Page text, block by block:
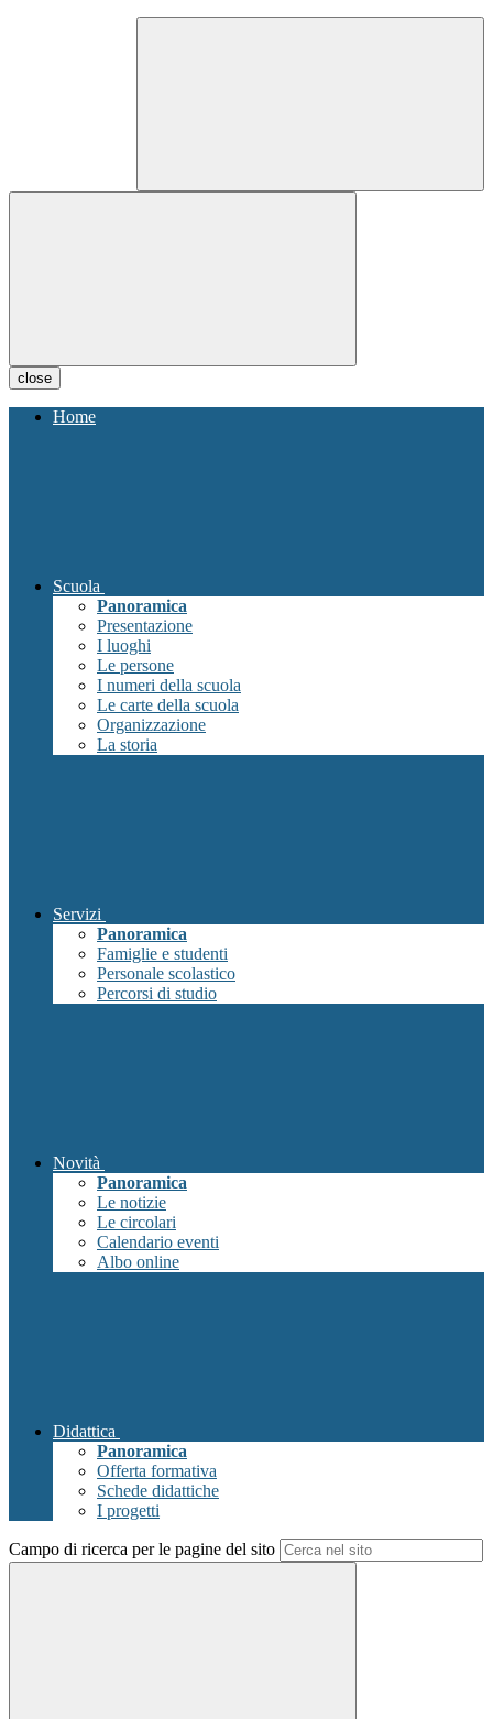
close
Home
Scuola
Panoramica
Presentazione
I luoghi
Le persone
I numeri della scuola
Le carte della scuola
Organizzazione
La storia
Servizi
Panoramica
Famiglie e studenti
Personale scolastico
Percorsi di studio
Novità
Panoramica
Le notizie
Le circolari
Calendario eventi
Albo online
Didattica
Panoramica
Offerta formativa
Schede didattiche
I progetti
Campo di ricerca per le pagine del sito